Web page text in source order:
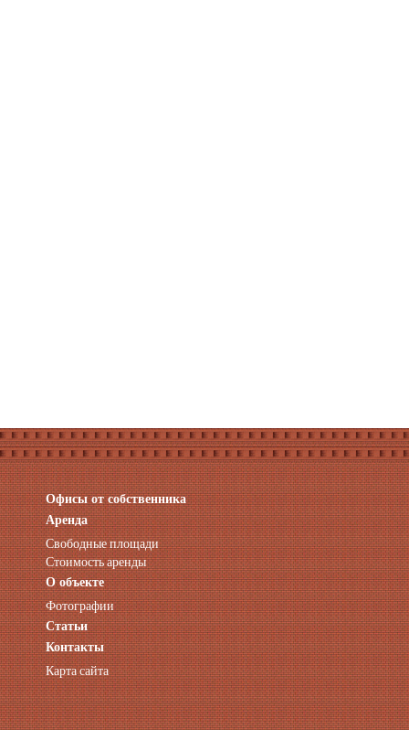
Офисы от собственника
Аренда нежилых помещений
Аренда помещений от собственника
Аренда конференц-зала СПб
Офисы у метро
Офисы в Адмиралтейском районе
Помещения с отдельным входом
Небольшие офисы
Аренда офиса около метро
Снять помещение у метро
Аренда помещений у метро
Аренда помещений район Адмиралтейский
Аренда офиса Технологический институт
Аренда помещений Фрунзенская
Аренда
Свободные площади
Стоимость аренды
О объекте
Фотографии
Статьи
Контакты
Карта сайта